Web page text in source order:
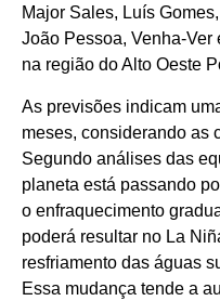
Major Sales, Luís
João Pessoa, Venha-
na região do Alto Oeste
As previsões indicam
meses, considerando as
Segundo análises das
planeta está passando
o enfraquecimento
poderá resultar no La
resfriamento das águas
Essa mudança tende a